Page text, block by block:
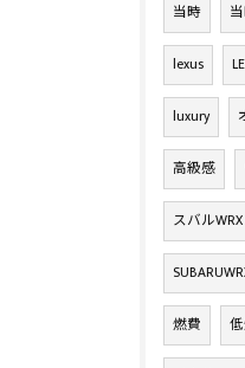
当時
lexus
luxury
高級感
スバル
燃費